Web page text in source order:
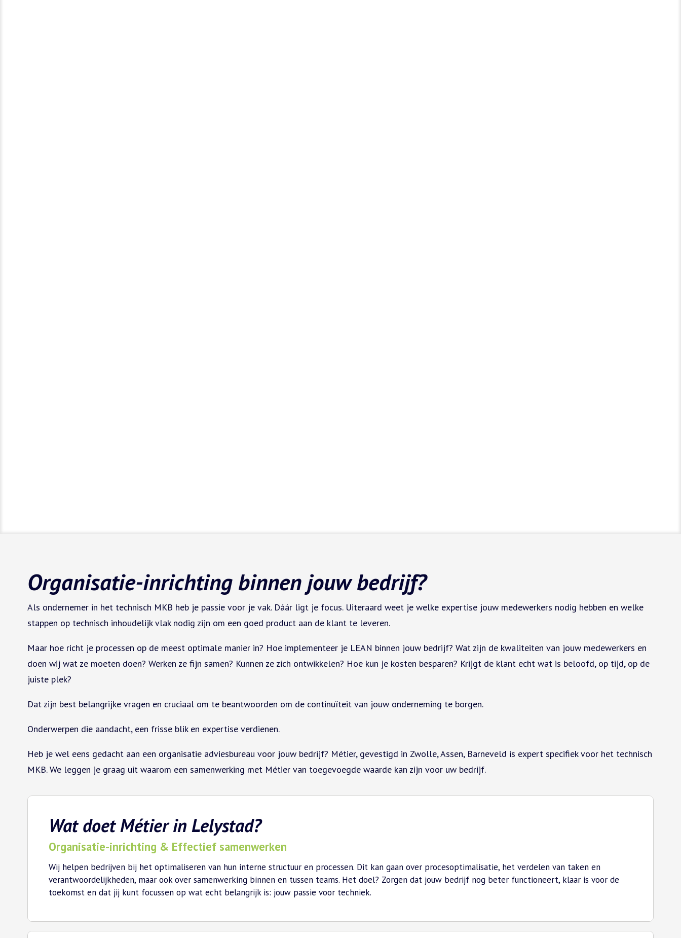
Organisatie-inrichting binnen jouw bedrijf?
Als ondernemer in het technisch MKB heb je passie voor je vak. Dáár ligt je focus. Uiteraard weet je welke expertise jouw medewerkers nodig hebben en welke
stappen op technisch inhoudelijk vlak nodig zijn om een goed product aan de klant te leveren.
Maar hoe richt je processen op de meest optimale manier in? Hoe implementeer je LEAN binnen jouw bedrijf? Wat zijn de kwaliteiten van jouw medewerkers en
doen wij wat ze moeten doen? Werken ze fijn samen? Kunnen ze zich ontwikkelen? Hoe kun je kosten besparen? Krijgt de klant echt wat is beloofd, op tijd, op de
juiste plek?
Dat zijn best belangrijke vragen en cruciaal om te beantwoorden om de continuïteit van jouw onderneming te borgen.
Onderwerpen die aandacht, een frisse blik en expertise verdienen.
Heb je wel eens gedacht aan een organisatie adviesbureau voor jouw bedrijf? Métier, gevestigd in Zwolle, Assen, Barneveld is expert specifiek voor het technisch
MKB. We leggen je graag uit waarom een samenwerking met Métier van toegevoegde waarde kan zijn voor uw bedrijf.
Wat doet Métier in Lelystad?
Organisatie-inrichting & Effectief samenwerken
Wij helpen bedrijven bij het optimaliseren van hun interne structuur en processen. Dit kan gaan over procesoptimalisatie, het verdelen van taken en
verantwoordelijkheden, maar ook over samenwerking binnen en tussen teams. Het doel? Zorgen dat jouw bedrijf nog beter functioneert, klaar is voor de
toekomst en dat jij kunt focussen op wat echt belangrijk is: jouw passie voor techniek.